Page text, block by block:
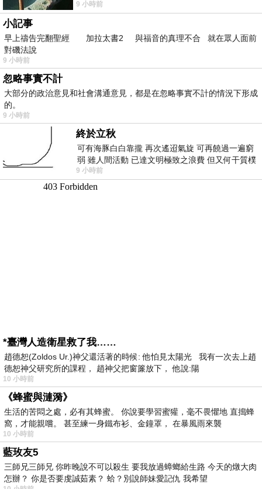
望 風中飄逸的是映日荷花別樣紅
9 小時前
小記事
早上禱告完翻聖經 加拉太書2 與福音的真理不合 就在眾人面前
對磯法說
9 小時前
忽略事實不計
大部分的政治意見和社會溝通意見，都是在忽略事實不計的情況下形成
的。
9 小時前
終於立秋
可有海豚白白靠攏 再次遙迢氣旋 可再饒過一遍窮
弱 雖人間活動 已達文明極致之浪費 但又何干質樸
者 只能白白陪葬
9 小時前
*臺灣人造衛星救了我……
趙德恕(Zoldos Ur.)神父還活著的時候: 他怕見太陽光 我有一次去上趙
德恕神父研究所的課程， 趙神父把窗簾放下， 他說:陽
10 小時前
《蜂蜜與漣漪》
生活的苦悶之處，必有其蜂蜜。 你說要學習蜜獾，毫不畏懼地 直搗蜂
窩，才能親嚐。 甚至練一身鐵布衫、金鐘罩， 在暴風雨來襲
10 小時前
藍玫友5
三師兄三師兄 你昨晚說不可以殺生 要我放過蟑螂給生路 今天的燉大肉
怎辦？ 你是否要虔誠茹素？ 蛤？別說師妹愛記仇 我希望